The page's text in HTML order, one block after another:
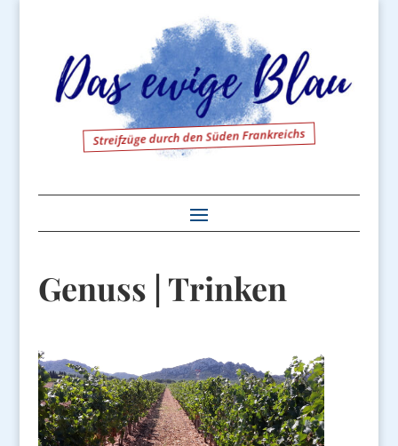
Streifzüge durch den Süden Frankreichs
Genuss | Trinken